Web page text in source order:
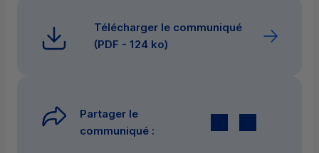
Télécharger le communiqué
(PDF - 124 ko)
Partager le
communiqué :